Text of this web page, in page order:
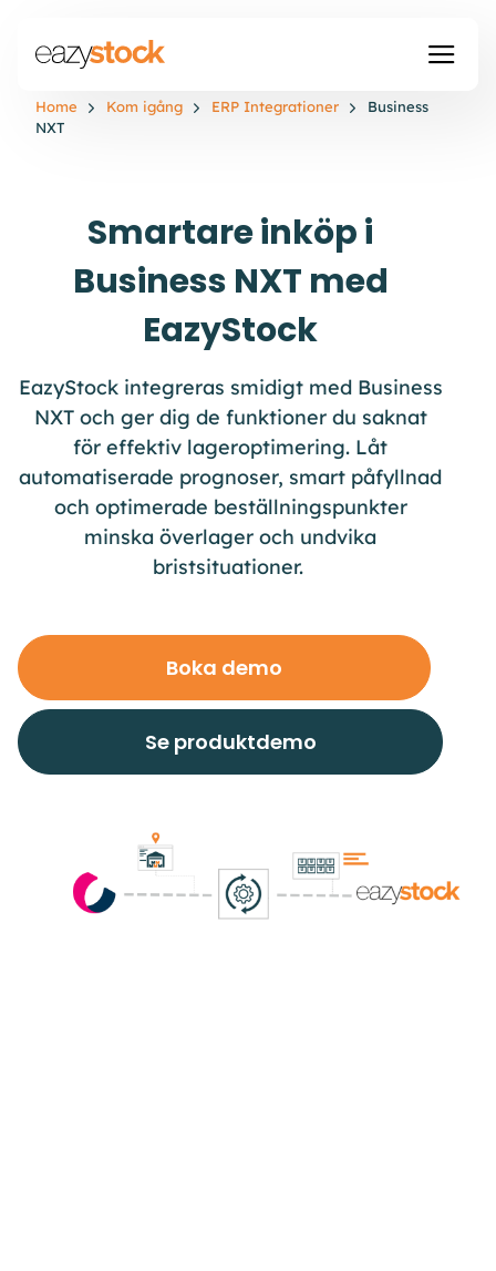
Home Kom igång ERP Integrationer
Business
NXT
Smartare inköp i
Business NXT med
EazyStock
EazyStockintegreras smidigt med Business
NXToch ger dig de funktioner du saknat
för effektiv lageroptimering. Låt
automatiserade prognoser, smart påfyllnad
och optimerade beställningspunkter
minska överlager och undvika
bristsituationer.
Boka demo
Se produktdemo